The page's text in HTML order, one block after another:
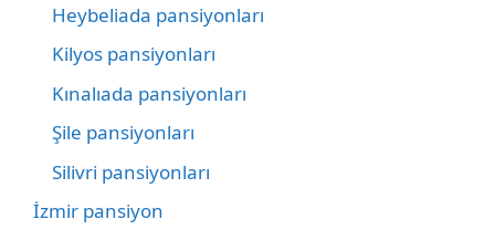
Heybeliada pansiyonları
Kilyos pansiyonları
Kınalıada pansiyonları
Şile pansiyonları
Silivri pansiyonları
İzmir pansiyon